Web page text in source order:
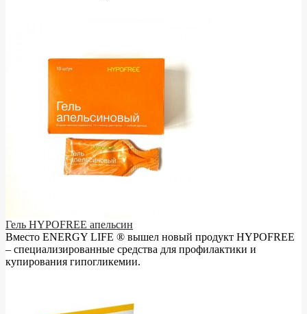
Гель HYPOFREE апельсин
Вместо ENERGY LIFE ® вышел новый продукт HYPOFREE
– cпециализированные средства для профилактики и
купирования гипогликемии.